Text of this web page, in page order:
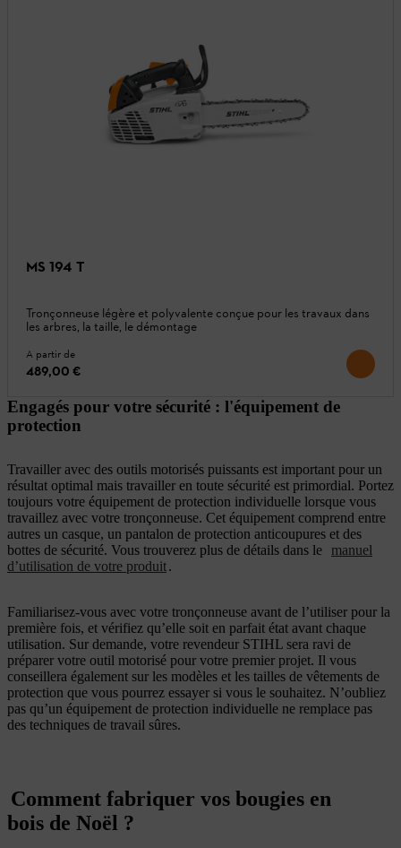
MS 194 T
Tronçonneuse légère et polyvalente conçue pour les travaux dans
les arbres, la taille, le démontage
A partir de
489,00 €
Engagés pour votre sécurité : l'équipement de
protection
Travailler avec des outils motorisés puissants est important pour un
résultat optimal mais travailler en toute sécurité est primordial. Portez
toujours votre équipement de protection individuelle lorsque vous
travaillez avec votre tronçonneuse. Cet équipement comprend entre
autres un casque, un pantalon de protection anticoupures et des
bottes de sécurité. Vous trouverez plus de détails dans le
manuel
d’utilisation de votre produit.
Familiarisez-vous avec votre tronçonneuse avant de l’utiliser pour la
première fois, et vérifiez qu’elle soit en parfait état avant chaque
utilisation. Sur demande, votre revendeur STIHL sera ravi de
préparer votre outil motorisé pour votre premier projet. Il vous
conseillera également sur les modèles et les tailles de vêtements de
protection que vous pourrez essayer si vous le souhaitez. N’oubliez
pas qu’un équipement de protection individuelle ne remplace pas
des techniques de travail sûres.
Comment fabriquer vos bougies en
bois de Noël ?